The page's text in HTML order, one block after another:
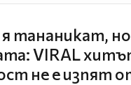
я тананикат,
VIRAL
не е изпят